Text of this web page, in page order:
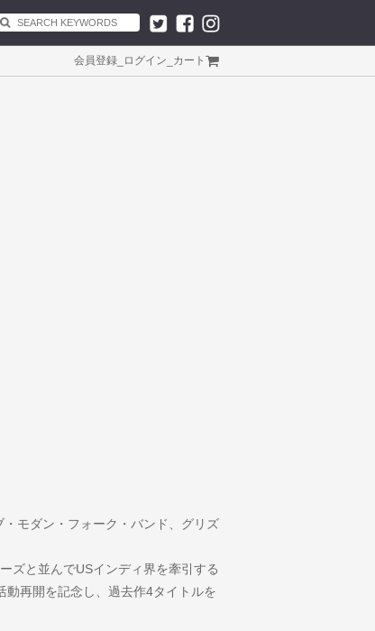
会員登録 ログイン カート
モダン・フォーク・バンド、グリズ
ズと並んでUSインディ界を牽引する
再開を記念し、過去作4タイトルを